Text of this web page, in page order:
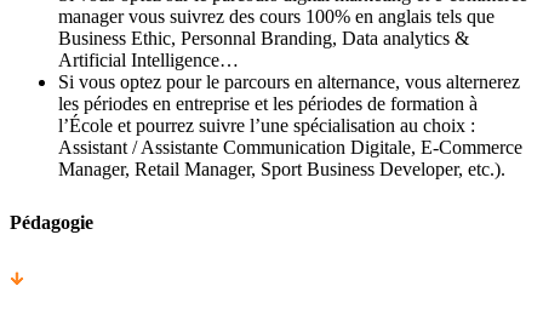
manager vous suivrez des cours 100% en anglais tels que
Business Ethic, Personnal Branding, Data analytics &
Artificial Intelligence…
Si vous optez pour le parcours en alternance, vous alternerez
les périodes en entreprise et les périodes de formation à
l’École et pourrez suivre l’une spécialisation au choix :
Assistant / Assistante Communication Digitale, E-Commerce
Manager, Retail Manager, Sport Business Developer, etc.).
Pédagogie